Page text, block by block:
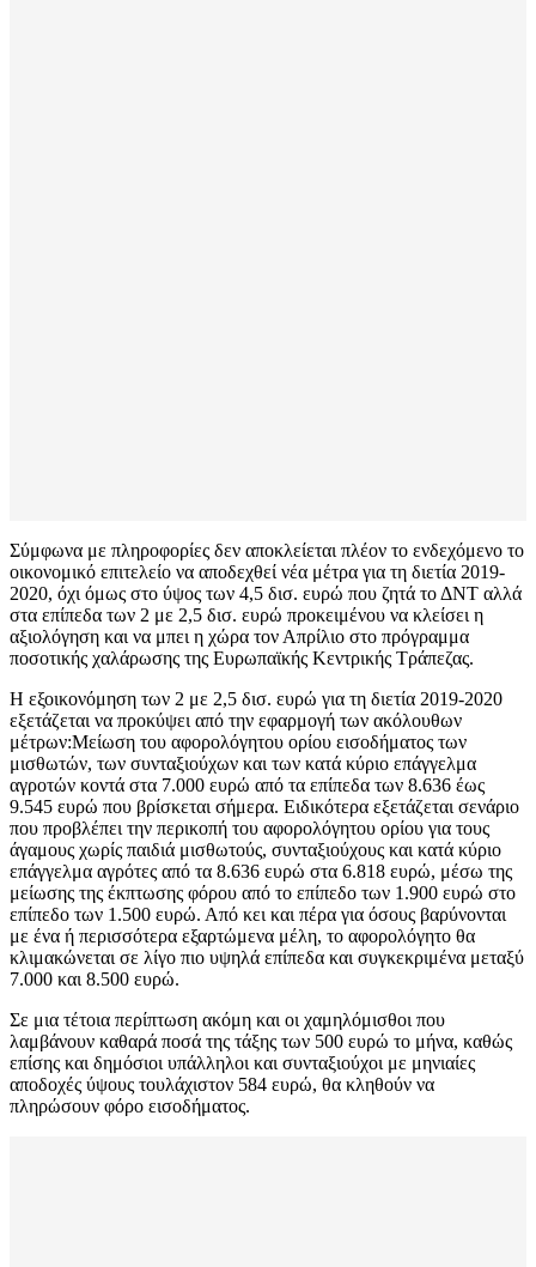
Σύμφωνα με πληροφορίες δεν αποκλείεται πλέον το ενδεχόμενο το
οικονομικό επιτελείο να αποδεχθεί νέα μέτρα για τη διετία 2019-
2020, όχι όμως στο ύψος των 4,5 δισ. ευρώ που ζητά το ΔΝΤ αλλά
στα επίπεδα των 2 με 2,5 δισ. ευρώ προκειμένου να κλείσει η
αξιολόγηση και να μπει η χώρα τον Απρίλιο στο πρόγραμμα
ποσοτικής χαλάρωσης της Ευρωπαϊκής Κεντρικής Τράπεζας.
Η εξοικονόμηση των 2 με 2,5 δισ. ευρώ για τη διετία 2019-2020
εξετάζεται να προκύψει από την εφαρμογή των ακόλουθων
μέτρων:Μείωση του αφορολόγητου ορίου εισοδήματος των
μισθωτών, των συνταξιούχων και των κατά κύριο επάγγελμα
αγροτών κοντά στα 7.000 ευρώ από τα επίπεδα των 8.636 έως
9.545 ευρώ που βρίσκεται σήμερα. Ειδικότερα εξετάζεται σενάριο
που προβλέπει την περικοπή του αφορολόγητου ορίου για τους
άγαμους χωρίς παιδιά μισθωτούς, συνταξιούχους και κατά κύριο
επάγγελμα αγρότες από τα 8.636 ευρώ στα 6.818 ευρώ, μέσω της
μείωσης της έκπτωσης φόρου από το επίπεδο των 1.900 ευρώ στο
επίπεδο των 1.500 ευρώ. Από κει και πέρα για όσους βαρύνονται
με ένα ή περισσότερα εξαρτώμενα μέλη, το αφορολόγητο θα
κλιμακώνεται σε λίγο πιο υψηλά επίπεδα και συγκεκριμένα μεταξύ
7.000 και 8.500 ευρώ.
Σε μια τέτοια περίπτωση ακόμη και οι χαμηλόμισθοι που
λαμβάνουν καθαρά ποσά της τάξης των 500 ευρώ το μήνα, καθώς
επίσης και δημόσιοι υπάλληλοι και συνταξιούχοι με μηνιαίες
αποδοχές ύψους τουλάχιστον 584 ευρώ, θα κληθούν να
πληρώσουν φόρο εισοδήματος.